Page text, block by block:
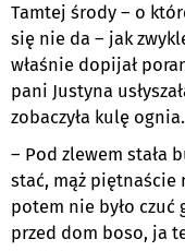
Tamtej środy – o
się nie da – jak
właśnie dopijał
pani Justyna
zobaczyła kulę ognia.
– Pod zlewem stała
stać, mąż piętnaście
potem nie było czuć
przed dom boso, ja